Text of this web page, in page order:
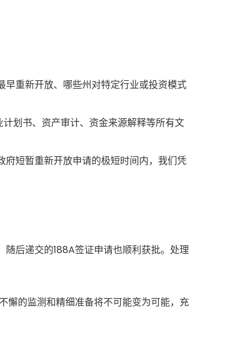
重新开放、哪些州对特定行业或投资模式
划书、资产审计、资金来源解释等所有文
短暂重新开放申请的极短时间内，我们凭
后递交的188A签证申请也顺利获批。处理
懈的监测和精细准备将不可能变为可能，充